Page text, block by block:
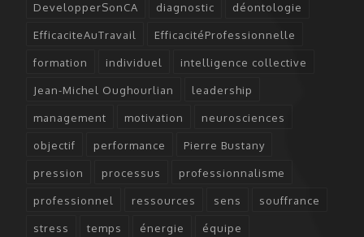
DevelopperSonCA diagnostic déontologie
EfficaciteAuTravail EfficacitéProfessionnelle
formation individuel intelligence collective
Jean-Michel Oughourlian leadership
management motivation neurosciences
objectif performance Pierre Bustany
pression processus professionnalisme
professionnel ressources sens souffrance
stress temps énergie équipe